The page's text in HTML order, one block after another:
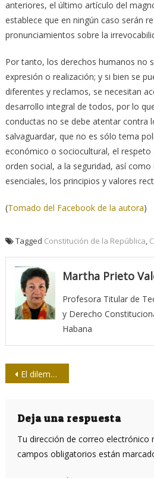
anteriores, el último artículo del
establece que en ningún caso serán
pronunciamientos sobre la
Por tanto, los derechos humanos no
expresión o realización; y si bien se
diferentes y reclamos, se necesitan
desarrollo integral de todos, por lo
conductas no se debe atentar contra
salvaguardar, que no es sólo tema
económico o sociocultural, el respeto
orden social, a la seguridad, así
esenciales, los principios y valores
(Tomado del Facebook de la autora)
Tagged Constitución de la República,
Martha Prieto
Profesora Titular de
y Derecho
Habana
Navegación
entradas
El dilema amoroso del jefe de redacción
Deja una respuesta
Tu dirección de correo electrónico
campos obligatorios están